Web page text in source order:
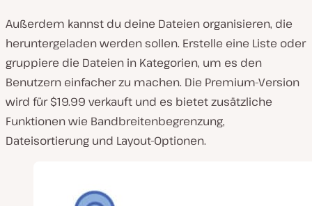
Außerdem kannst du deine Dateien organisieren, die
heruntergeladen werden sollen. Erstelle eine Liste oder
gruppiere die Dateien in Kategorien, um es den
Benutzern einfacher zu machen. Die Premium-Version
wird für $19.99 verkauft und es bietet zusätzliche
Funktionen wie Bandbreitenbegrenzung,
Dateisortierung und Layout-Optionen.